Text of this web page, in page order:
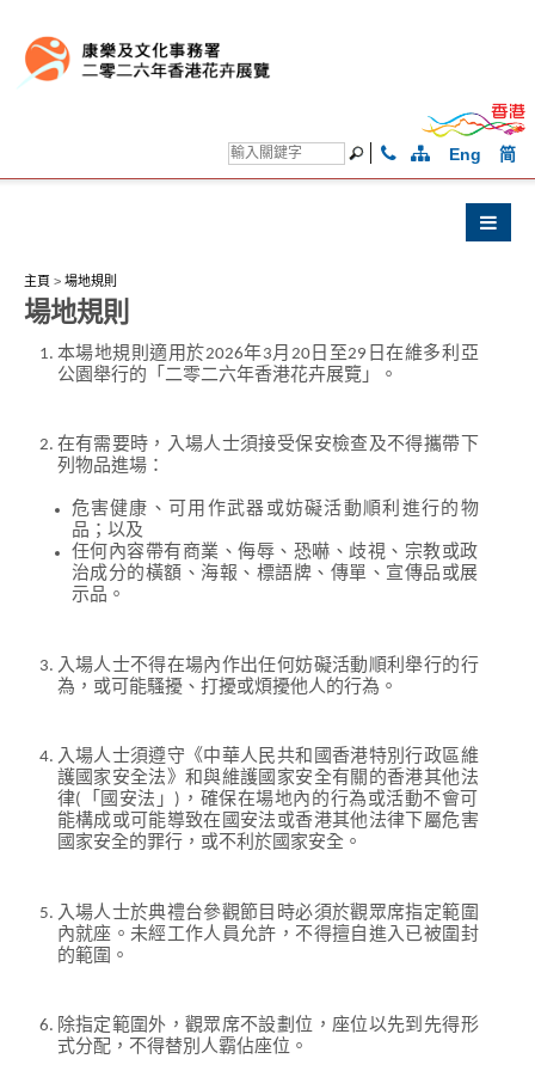
Eng 简
主頁 > 場地規則
場地規則
本場地規則適用於2026年3月20日至29日在維多利亞
公園舉行的「二零二六年香港花卉展覽」。
在有需要時，入場人士須接受保安檢查及不得攜帶下
列物品進場：
危害健康、可用作武器或妨礙活動順利進行的物
品；以及
任何內容帶有商業、侮辱、恐嚇、歧視、宗教或政
治成分的橫額、海報、標語牌、傳單、宣傳品或展
示品。
入場人士不得在場內作出任何妨礙活動順利舉行的行
為，或可能騷擾、打擾或煩擾他人的行為。
入場人士須遵守《中華人民共和國香港特別行政區維
護國家安全法》和與維護國家安全有關的香港其他法
律(「國安法」)，確保在場地內的行為或活動不會可
能構成或可能導致在國安法或香港其他法律下屬危害
國家安全的罪行，或不利於國家安全。
入場人士於典禮台參觀節目時必須於觀眾席指定範圍
內就座。未經工作人員允許，不得擅自進入已被圍封
的範圍。
除指定範圍外，觀眾席不設劃位，座位以先到先得形
式分配，不得替別人霸佔座位。